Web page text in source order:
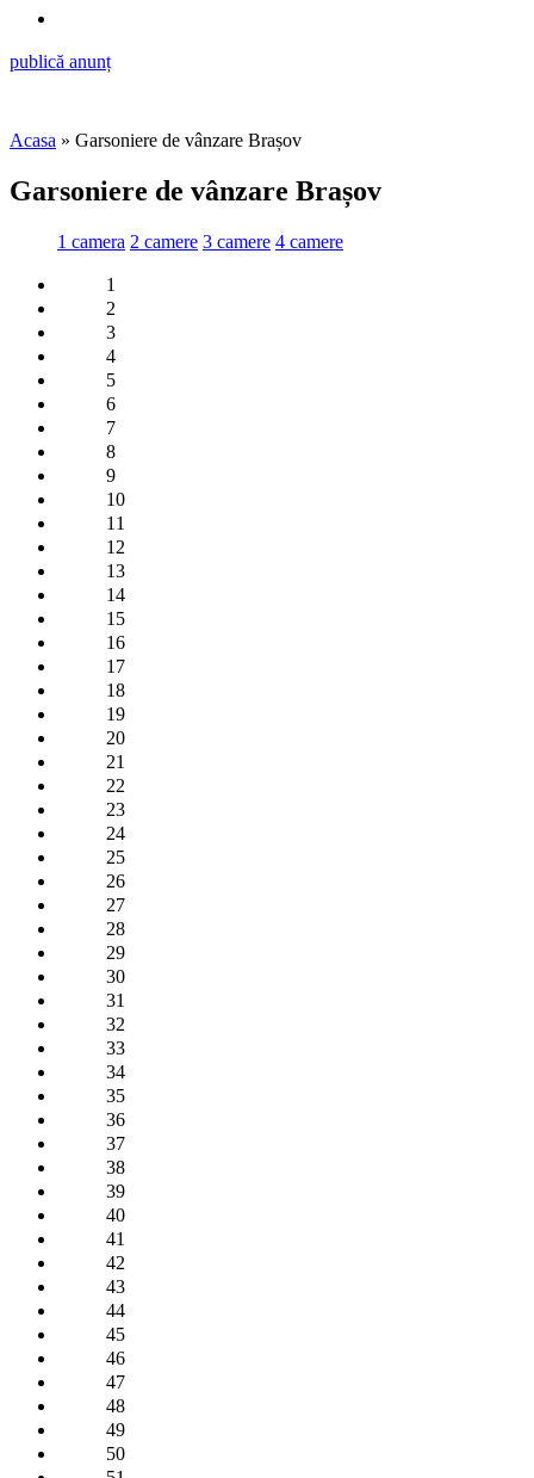
publică anunț
Acasa » Garsoniere de vânzare Brașov
Garsoniere de vânzare Brașov
1 camera 2 camere 3 camere 4 camere
1
2
3
4
5
6
7
8
9
10
11
12
13
14
15
16
17
18
19
20
21
22
23
24
25
26
27
28
29
30
31
32
33
34
35
36
37
38
39
40
41
42
43
44
45
46
47
48
49
50